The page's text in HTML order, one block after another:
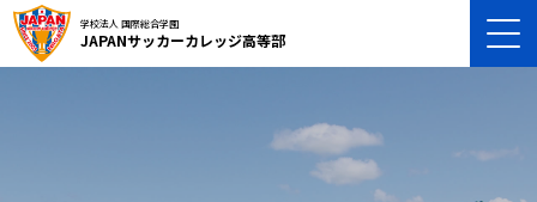
学校法人 国際総合学園
JAPANサッカーカレッジ高等部